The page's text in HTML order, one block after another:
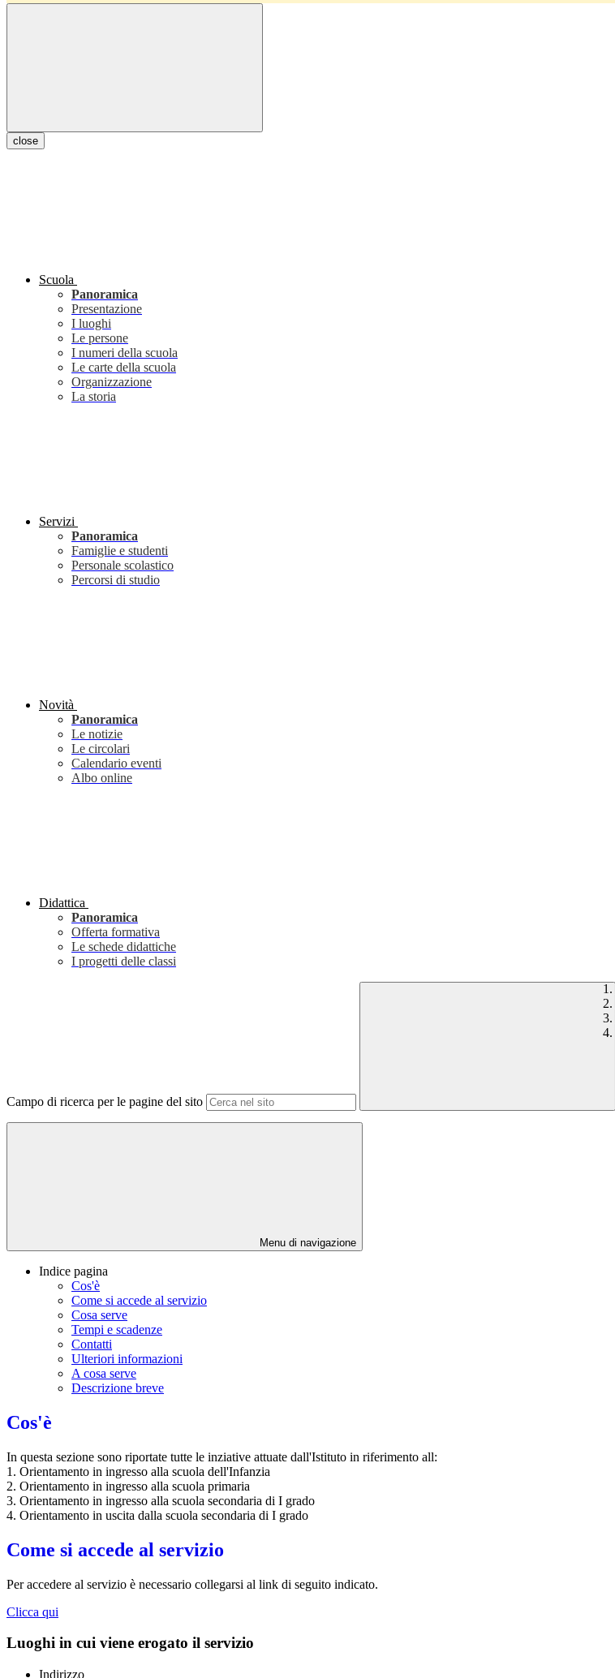
close
Scuola
Panoramica
Presentazione
I luoghi
Le persone
I numeri della scuola
Le carte della scuola
Organizzazione
La storia
Servizi
Panoramica
Famiglie e studenti
Personale scolastico
Percorsi di studio
Novità
Panoramica
Le notizie
Le circolari
Calendario eventi
Albo online
Didattica
Panoramica
Offerta formativa
Le schede didattiche
I progetti delle classi
Campo di ricerca per le pagine del sito
Menu di navigazione
Indice pagina
Cos'è
Come si accede al servizio
Cosa serve
Tempi e scadenze
Contatti
Ulteriori informazioni
A cosa serve
Descrizione breve
Cos'è
In questa sezione sono riportate tutte le inziative attuate dall'Istituto in riferimento all:
1. Orientamento in ingresso alla scuola dell'Infanzia
2. Orientamento in ingresso alla scuola primaria
3. Orientamento in ingresso alla scuola secondaria di I grado
4. Orientamento in uscita dalla scuola secondaria di I grado
Come si accede al servizio
Per accedere al servizio è necessario collegarsi al link di seguito indicato.
Clicca qui
Luoghi in cui viene erogato il servizio
Indirizzo